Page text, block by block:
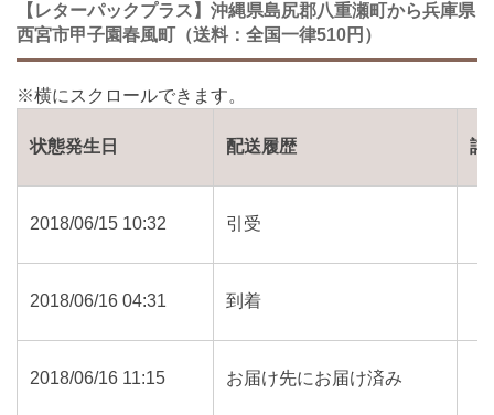
【レターパックプラス】沖縄県島尻郡八重瀬町から兵庫県
西宮市甲子園春風町（送料：全国一律510円）
状態発生日 配送履歴 詳
2018/06/15 10:32 引受
2018/06/16 04:31 到着
2018/06/16 11:15 お届け先にお届け済み